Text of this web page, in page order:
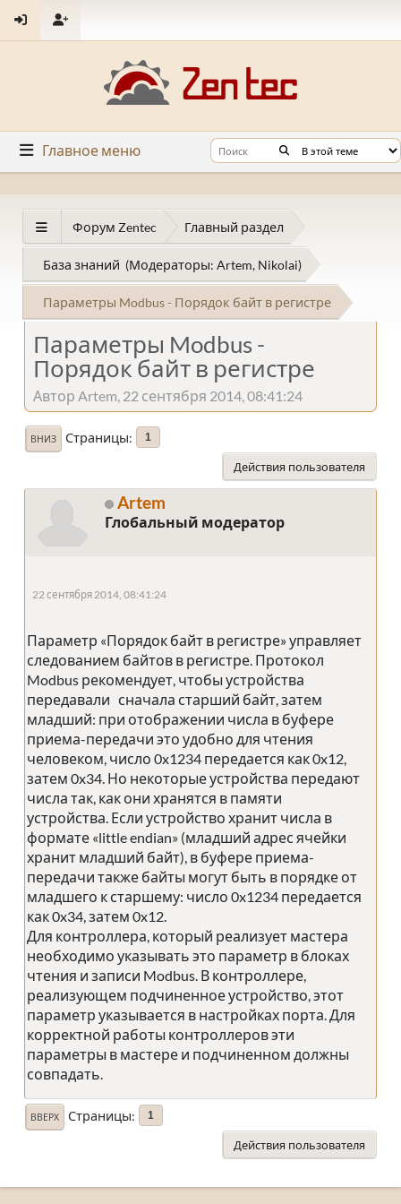
Главное меню
Форум Zentec Главный раздел
База знаний (Модераторы: Artem, Nikolai)
Параметры Modbus - Порядок байт в регистре
Параметры Modbus -
Порядок байт в регистре
Автор Artem, 22 сентября 2014, 08:41:24
ВНИЗ Страницы 1
Действия пользователя
Artem
Глобальный модератор
22 сентября 2014, 08:41:24
Параметр «Порядок байт в регистре» управляет
следованием байтов в регистре. Протокол
Modbus рекомендует, чтобы устройства
передавали сначала старший байт, затем
младший: при отображении числа в буфере
приема-передачи это удобно для чтения
человеком, число 0x1234 передается как 0x12,
затем 0x34. Но некоторые устройства передают
числа так, как они хранятся в памяти
устройства. Если устройство хранит числа в
формате «little endian» (младший адрес ячейки
хранит младший байт), в буфере приема-
передачи также байты могут быть в порядке от
младшего к старшему: число 0x1234 передается
как 0x34, затем 0x12.
Для контроллера, который реализует мастера
необходимо указывать это параметр в блоках
чтения и записи Modbus. В контроллере,
реализующем подчиненное устройство, этот
параметр указывается в настройках порта. Для
корректной работы контроллеров эти
параметры в мастере и подчиненном должны
совпадать.
ВВЕРХ Страницы 1
Действия пользователя